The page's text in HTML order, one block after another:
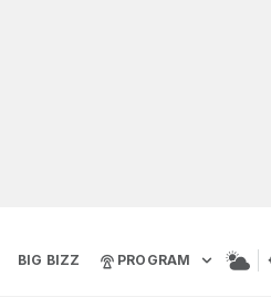
BIG BIZZ PROGRAM